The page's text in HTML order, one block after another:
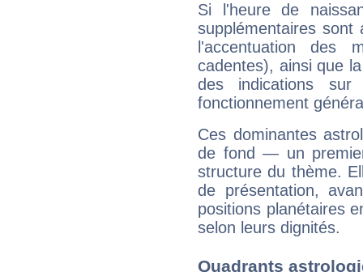
Si l'heure de
supplémentaires sont
l'accentuation des
cadentes), ainsi que
des indications sur
fonctionnement
Ces dominantes
de fond — un
structure du thème.
de présentation,
positions planétaires
selon leurs dignités.
Quadrants